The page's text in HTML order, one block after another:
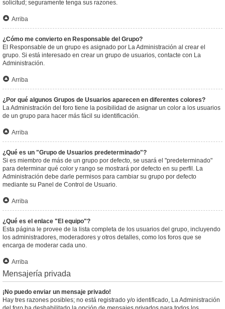
solicitud; seguramente tenga sus razones.
Arriba
¿Cómo me convierto en Responsable del Grupo?
El Responsable de un grupo es asignado por La Administración al crear el
grupo. Si está interesado en crear un grupo de usuarios, contacte con La
Administración.
Arriba
¿Por qué algunos Grupos de Usuarios aparecen en diferentes colores?
La Administración del foro tiene la posibilidad de asignar un color a los usuarios
de un grupo para hacer más fácil su identificación.
Arriba
¿Qué es un "Grupo de Usuarios predeterminado"?
Si es miembro de más de un grupo por defecto, se usará el "predeterminado"
para determinar qué color y rango se mostrará por defecto en su perfil. La
Administración debe darle permisos para cambiar su grupo por defecto
mediante su Panel de Control de Usuario.
Arriba
¿Qué es el enlace "El equipo"?
Esta página le provee de la lista completa de los usuarios del grupo, incluyendo
los administradores, moderadores y otros detalles, como los foros que se
encarga de moderar cada uno.
Arriba
Mensajería privada
¡No puedo enviar un mensaje privado!
Hay tres razones posibles; no está registrado y/o identificado, La Administración